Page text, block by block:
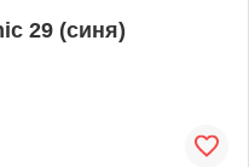
29 (синя)